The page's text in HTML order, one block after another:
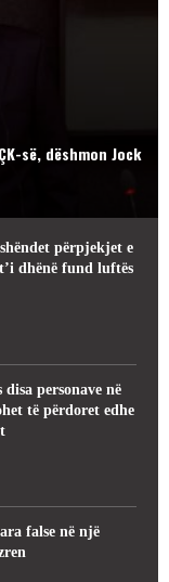
së, dëshmon Jock
përpjekjet e
dhënë fund luftës
disa personave në
të përdoret edhe
false në një